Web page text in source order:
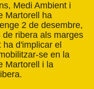
Medi Ambient i
Martorell ha
2 de desembre,
de ribera als marges
d'implicar el
se en la
Martorell i la